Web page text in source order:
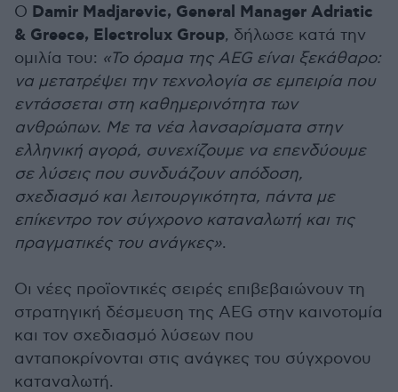
Ο Damir Madjarevic, General Manager Adriatic
& Greece, Electrolux Group, δήλωσε κατά την
ομιλία του: «Το όραμα της AEG είναι ξεκάθαρο:
να μετατρέψει την τεχνολογία σε εμπειρία που
εντάσσεται στη καθημερινότητα των
ανθρώπων. Με τα νέα λανσαρίσματα στην
ελληνική αγορά, συνεχίζουμε να επενδύουμε
σε λύσεις που συνδυάζουν απόδοση,
σχεδιασμό και λειτουργικότητα, πάντα με
επίκεντρο τον σύγχρονο καταναλωτή και τις
πραγματικές του ανάγκες».
Οι νέες προϊοντικές σειρές επιβεβαιώνουν τη
στρατηγική δέσμευση της AEG στην καινοτομία
και τον σχεδιασμό λύσεων που
ανταποκρίνονται στις ανάγκες του σύγχρονου
καταναλωτή.